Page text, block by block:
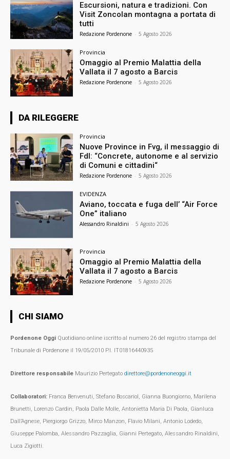
Escursioni, natura e tradizioni. Con
Visit Zoncolan montagna a portata di
tutti
Redazione Pordenone - 5 Agosto 2026
Provincia
Omaggio al Premio Malattia della
Vallata il 7 agosto a Barcis
Redazione Pordenone - 5 Agosto 2026
DA RILEGGERE
Provincia
Nuove Province in Fvg, il messaggio di
FdI: “Concrete, autonome e al servizio
di Comuni e cittadini“
Redazione Pordenone - 5 Agosto 2026
EVIDENZA
Aviano, toccata e fuga dell’ “Air Force
One” italiano
Alessandro Rinaldini - 5 Agosto 2026
Provincia
Omaggio al Premio Malattia della
Vallata il 7 agosto a Barcis
Redazione Pordenone - 5 Agosto 2026
CHI SIAMO
Pordenone Oggi Quotidiano online iscritto al numero 26 del registro stampa del
Tribunale di Pordenone il 19/05/2010 P.I. IT01816440935
Direttore responsabile Maurizio Pertegato direttore@pordenoneoggi.it
Collaboratori: Franca Benvenuti, Stefano Boscariol, Gianna Buongiorno, Marilena
Brunetti, Lorenzo Cardin, Paola Dalle Molle, Antonietta Maria Di Paola, Gianluca
Dall’Agnese, Piergiorgo Grizzo, Mirco Manzon, Flavio Milani, Antonio Lodedo,
Giuseppe Palomba, Alessandro Pazzaglia, Gianni Pertegato, Alessandro Rinaldini,
Luca Zigiotti.